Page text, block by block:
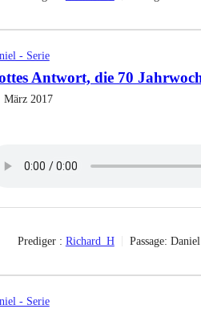
- Serie
Antwort, die 70
März 2017
Prediger : Richard_H Passage:
- Serie